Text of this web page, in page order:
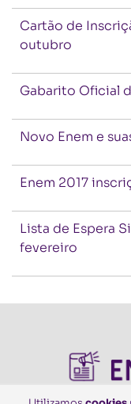
Cartão de
outubro
Gabarito Oficial
Novo Enem e
Enem 2017
Lista de Espera
fevereiro